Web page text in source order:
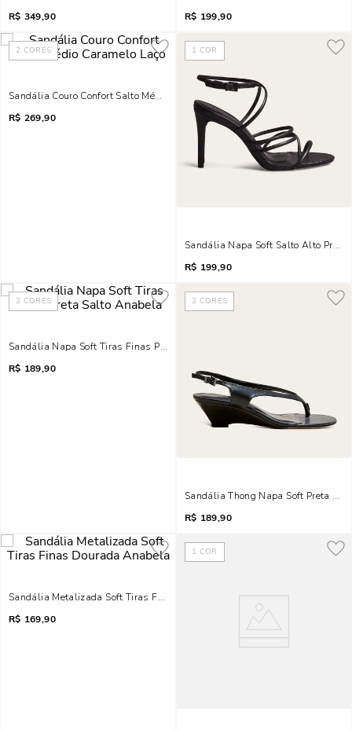
R$ 349,90
R$ 199,90
2 CORES
Sandália Couro Confort Salto Médio Caramelo Laço
R$ 269,90
1 COR
Sandália Napa Soft Salto Alto Preto
R$ 199,90
2 CORES
Sandália Napa Soft Tiras Finas Preta Salto Anabela
R$ 189,90
2 CORES
Sandália Thong Napa Soft Preta
R$ 189,90
Sandália Metalizada Soft Tiras Finas Dourada Anabela
R$ 169,90
1 COR